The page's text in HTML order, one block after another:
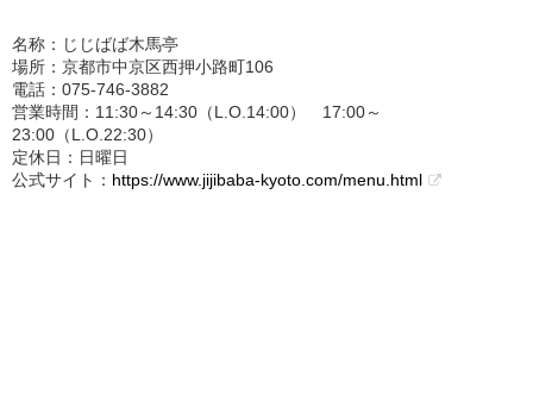
名称：じじばば木馬亭
場所：京都市中京区西押小路町106
電話：075-746-3882
営業時間：11:30～14:30（L.O.14:00） 17:00～
23:00（L.O.22:30）
定休日：日曜日
公式サイト： https://www.jijibaba-kyoto.com/menu.html